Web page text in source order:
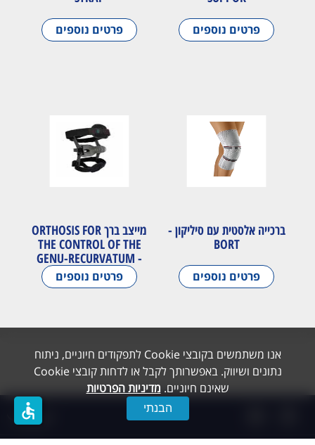
אנו משתמשים בקובצי Cookie לתפקודים חיוניים, ניתוח
נתונים ושיווק. באפשרותך לקבל או לדחות קובצי Cookie
שאינם חיוניים. מדיניות הפרטיות
הבנתי
פרטים נוספים פרטים נוספים
ברכייה אלסטית עם סיליקון -
BORT
פרטים נוספים
מייצב ברך ORTHOSIS FOR
THE CONTROL OF THE
GENU-RECURVATUM -
GENU-RECURVATUM
פרטים נוספים
accessible